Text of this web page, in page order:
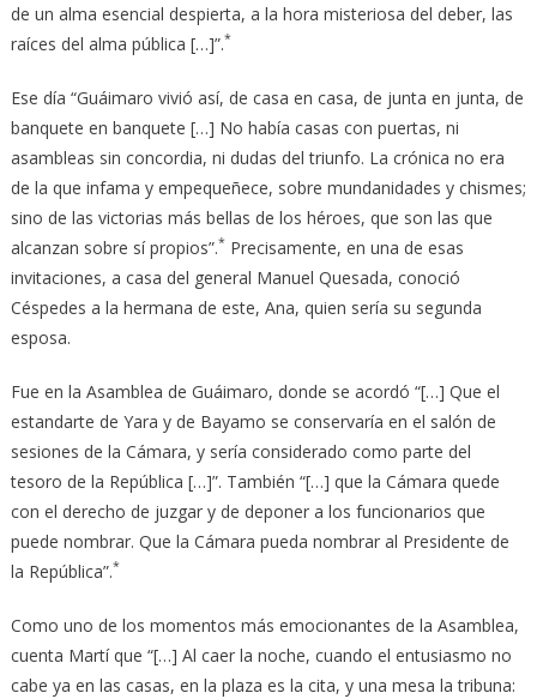
de un alma esencial despierta, a la hora misteriosa del deber, las
raíces del alma pública […]”.*
Ese día “Guáimaro vivió así, de casa en casa, de junta en junta, de
banquete en banquete […] No había casas con puertas, ni
asambleas sin concordia, ni dudas del triunfo. La crónica no era
de la que infama y empequeñece, sobre mundanidades y chismes;
sino de las victorias más bellas de los héroes, que son las que
alcanzan sobre sí propios”.*Precisamente, en una de esas
invitaciones, a casa del general Manuel Quesada, conoció
Céspedes a la hermana de este, Ana, quien sería su segunda
esposa.
Fue en la Asamblea de Guáimaro, donde se acordó “[…] Que el
estandarte de Yara y de Bayamo se conservaría en el salón de
sesiones de la Cámara, y sería considerado como parte del
tesoro de la República […]”. También “[…] que la Cámara quede
con el derecho de juzgar y de deponer a los funcionarios que
puede nombrar. Que la Cámara pueda nombrar al Presidente de
la República”.*
Como uno de los momentos más emocionantes de la Asamblea,
cuenta Martí que “[…] Al caer la noche, cuando el entusiasmo no
cabe ya en las casas, en la plaza es la cita, y una mesa la tribuna: